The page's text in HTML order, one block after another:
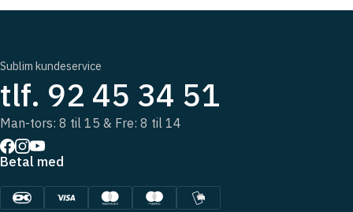
Sublim kundeservice
tlf. 92 45 34 51
Man-tors: 8 til 15 & Fre: 8 til 14
Betal med